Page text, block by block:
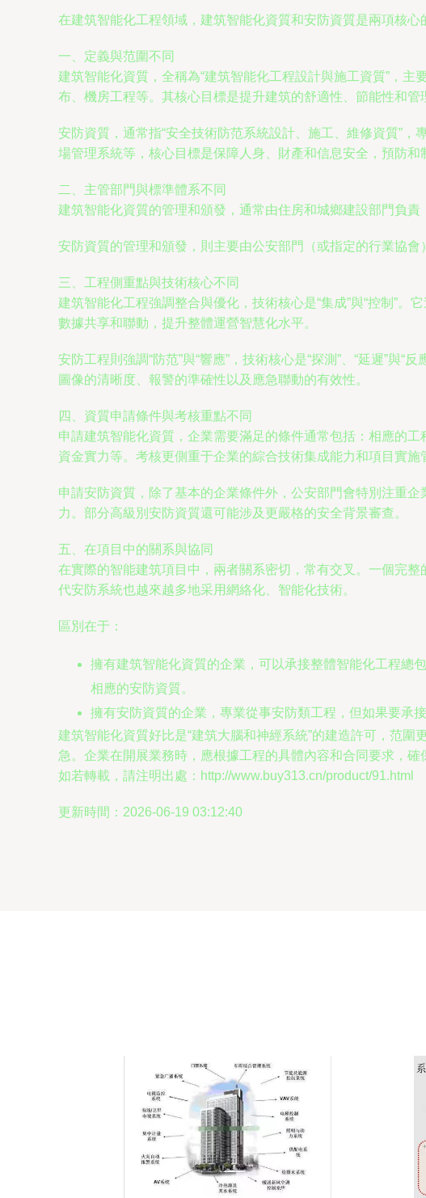
在建筑智能化工程領域，建筑智能化資質和安防資質是兩項核
一、定義與范圍不同
建筑智能化資質，全稱為“建筑智能化工程設計與施工資質”，
布、機房工程等。其核心目標是提升建筑的舒適性、節能性和管
安防資質，通常指“安全技術防范系統設計、施工、維修資質”
場管理系統等，核心目標是保障人身、財產和信息安全，預防和
二、主管部門與標準體系不同
建筑智能化資質的管理和頒發，通常由住房和城鄉建設部門負
安防資質的管理和頒發，則主要由公安部門（或指定的行業協
三、工程側重點與技術核心不同
建筑智能化工程強調整合與優化，技術核心是“集成”與“控制”
數據共享和聯動，提升整體運營智慧化水平。
安防工程則強調“防范”與“響應”，技術核心是“探測”、“延遲”與
圖像的清晰度、報警的準確性以及應急聯動的有效性。
四、資質申請條件與考核重點不同
申請建筑智能化資質，企業需要滿足的條件通常包括：相應的
資金實力等。考核更側重于企業的綜合技術集成能力和項目實施
申請安防資質，除了基本的企業條件外，公安部門會特別注重
力。部分高級別安防資質還可能涉及更嚴格的安全背景審查。
五、在項目中的關系與協同
在實際的智能建筑項目中，兩者關系密切，常有交叉。一個完
代安防系統也越來越多地采用網絡化、智能化技術。
區別在于：
擁有建筑智能化資質的企業，可以承接整體智能化工程總
相應的安防資質。
擁有安防資質的企業，專業從事安防類工程，但如果要承
建筑智能化資質好比是“建筑大腦和神經系統”的建造許可，范
急。企業在開展業務時，應根據工程的具體內容和合同要求，確
如若轉載，請注明出處：http://www.buy313.cn/product/91.html
更新時間：2026-06-19 03:12:40